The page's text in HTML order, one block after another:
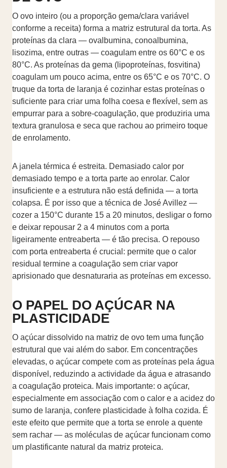
O ovo inteiro (ou a proporção gema/clara variável
conforme a receita) forma a matriz estrutural da torta. As
proteínas da clara — ovalbumina, conoalbumina,
lisozima, entre outras — coagulam entre os 60°C e os
80°C. As proteínas da gema (lipoproteínas, fosvitina)
coagulam um pouco acima, entre os 65°C e os 70°C. O
truque da torta de laranja é cozinhar estas proteínas o
suficiente para criar uma folha coesa e flexível, sem as
empurrar para a sobre-coagulação, que produziria uma
textura granulosa e seca que rachou ao primeiro toque
de enrolamento.
A janela térmica é estreita. Demasiado calor por
demasiado tempo e a torta parte ao enrolar. Calor
insuficiente e a estrutura não está definida — a torta
colapsa. É por isso que a técnica de José Avillez —
cozer a 150°C durante 15 a 20 minutos, desligar o forno
e deixar repousar 2 a 4 minutos com a porta
ligeiramente entreaberta — é tão precisa. O repouso
com porta entreaberta é crucial: permite que o calor
residual termine a coagulação sem criar vapor
aprisionado que desnaturaria as proteínas em excesso.
O PAPEL DO AÇÚCAR NA
PLASTICIDADE
O açúcar dissolvido na matriz de ovo tem uma função
estrutural que vai além do sabor. Em concentrações
elevadas, o açúcar compete com as proteínas pela água
disponível, reduzindo a actividade da água e atrasando
a coagulação proteica. Mais importante: o açúcar,
especialmente em associação com o calor e a acidez do
sumo de laranja, confere plasticidade à folha cozida. É
este efeito que permite que a torta se enrole a quente
sem rachar — as moléculas de açúcar funcionam como
um plastificante natural da matriz proteica.